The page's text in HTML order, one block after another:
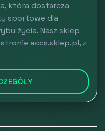
która dostarcza
sportowe dla
życia. Nasz sklep
accs.sklep.pl, z